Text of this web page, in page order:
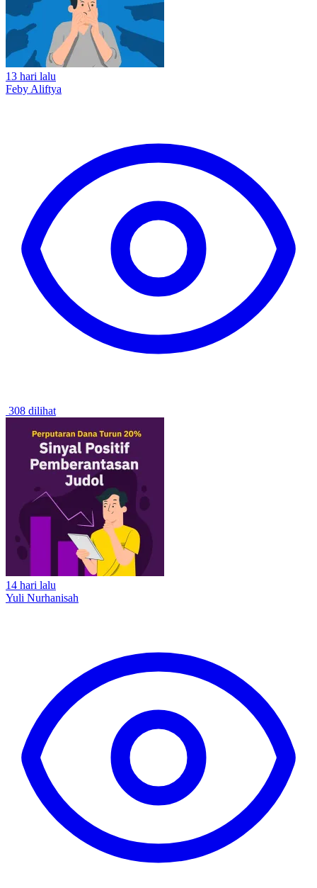
13 hari lalu
Feby Aliftya
308 dilihat
14 hari lalu
Yuli Nurhanisah